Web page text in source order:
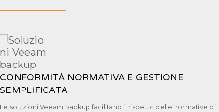
CONFORMITÀ NORMATIVA E GESTIONE
SEMPLIFICATA
Le soluzioni Veeam backup facilitano il rispetto delle normative di